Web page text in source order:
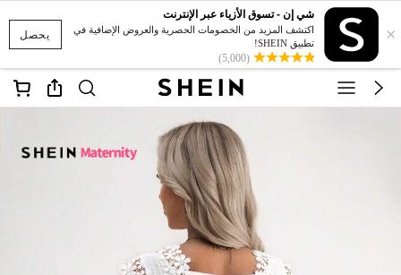
يحصل ×
شي إن - تسوق الأزياء عبر الإنترنت
اكتشف المزيد من الخصومات الحصرية والعروض الإضافية في
تطبيق SHEIN!
(5,000)